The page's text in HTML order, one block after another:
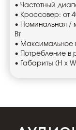
• Частотный
• Кроссовер: от
• Номинальная /
Вт
• Максимальное
• Потребление в
• Габариты (H x